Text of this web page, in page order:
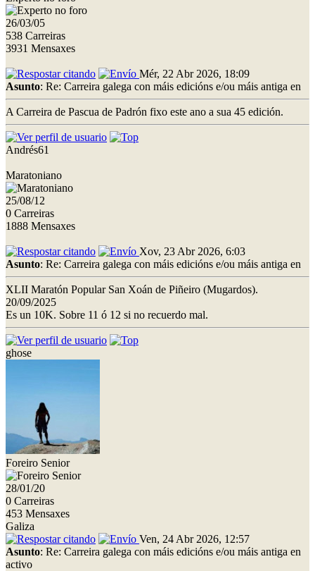
26/03/05
538 Carreiras
3931 Mensaxes
Mér, 22 Abr 2026, 18:09
Asunto: Re: Carreira galega con máis edicións e/ou máis antiga en
A Carreira de Pascua de Padrón fixo este ano a sua 45 edición.
Andrés61
Maratoniano
25/08/12
0 Carreiras
1888 Mensaxes
Xov, 23 Abr 2026, 6:03
Asunto: Re: Carreira galega con máis edicións e/ou máis antiga en
XLII Maratón Popular San Xoán de Piñeiro (Mugardos).
20/09/2025
Es un 10K. Sobre 11 ó 12 si no recuerdo mal.
ghose
Foreiro Senior
28/01/20
0 Carreiras
453 Mensaxes
Galiza
Ven, 24 Abr 2026, 12:57
Asunto: Re: Carreira galega con máis edicións e/ou máis antiga en
activo